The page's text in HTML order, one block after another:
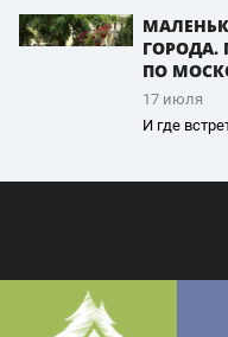
ГОРОДА.
ПО
17 июля
И где